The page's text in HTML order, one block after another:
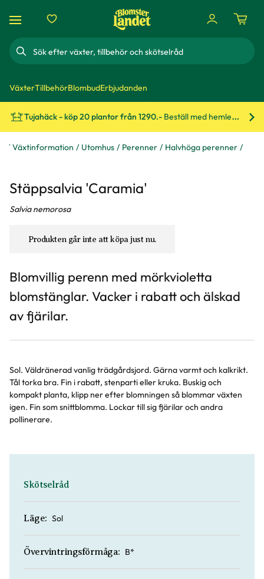
Sök
VäxterTillbehörBlombudErbjudanden
Tujahäck - köp 20 plantor från 1290.- Beställ med hemleverans!
Växtinformation Utomhus Perenner Halvhöga perenner
Stäppsalvia 'Caramia'
Salvia nemorosa
Produkten går inte att köpa just nu.
Blomvillig perenn med mörkvioletta
blomstänglar. Vacker i rabatt och älskad
av fjärilar.
Sol. Väldränerad vanlig trädgårdsjord. Gärna varmt och kalkrikt.
Tål torka bra. Fin i rabatt, stenparti eller kruka. Buskig och
kompakt planta, klipp ner efter blomningen så blommar växten
igen. Fin som snittblomma. Lockar till sig fjärilar och andra
pollinerare.
Skötselråd
Läge: Sol
Övervintringsförmåga: B*